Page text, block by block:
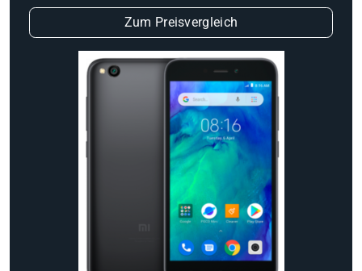
Zum Preisvergleich